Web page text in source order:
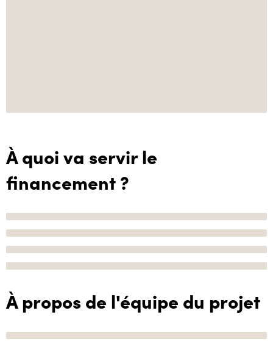
À quoi va servir le
financement ?
À propos de l'équipe du projet